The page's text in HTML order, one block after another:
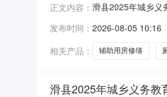
正文内容： 滑县2025年城乡义
条件，现对该项目
发布时间： 2026-08-05 10:16
相关产品：
辅助用房修缮
滑县2025年城乡义务教